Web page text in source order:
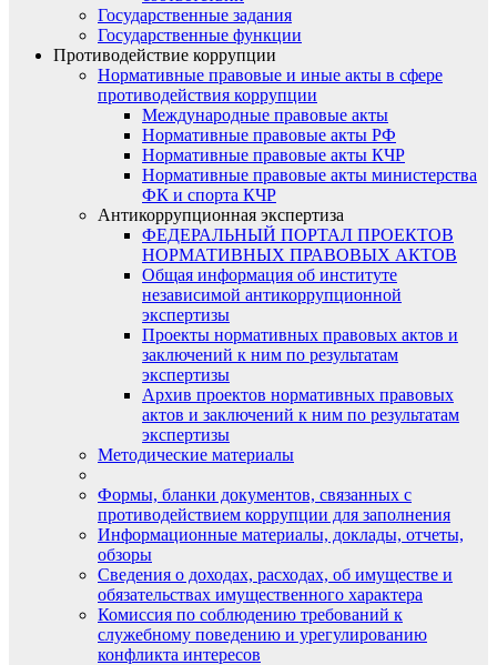
Государственные задания
Государственные функции
Противодействие коррупции
Нормативные правовые и иные акты в сфере
противодействия коррупции
Международные правовые акты
Нормативные правовые акты РФ
Нормативные правовые акты КЧР
Нормативные правовые акты министерства
ФК и спорта КЧР
Антикоррупционная экспертиза
ФЕДЕРАЛЬНЫЙ ПОРТАЛ ПРОЕКТОВ
НОРМАТИВНЫХ ПРАВОВЫХ АКТОВ
Общая информация об институте
независимой антикоррупционной
экспертизы
Проекты нормативных правовых актов и
заключений к ним по результатам
экспертизы
Архив проектов нормативных правовых
актов и заключений к ним по результатам
экспертизы
Методические материалы
Формы, бланки документов, связанных с
противодействием коррупции для заполнения
Информационные материалы, доклады, отчеты,
обзоры
Сведения о доходах, расходах, об имуществе и
обязательствах имущественного характера
Комиссия по соблюдению требований к
служебному поведению и урегулированию
конфликта интересов